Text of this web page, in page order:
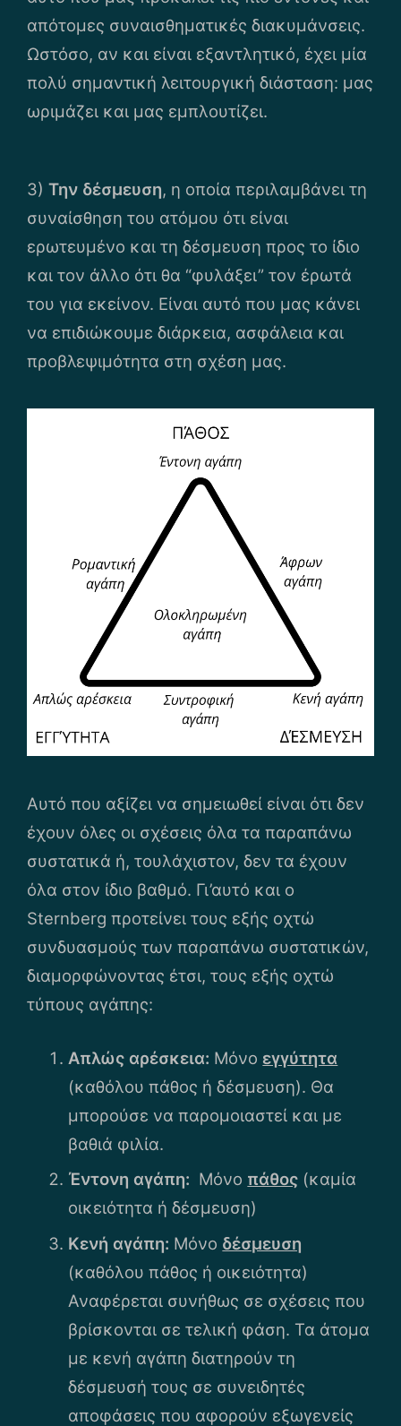
απότομες συναισθηματικές διακυμάνσεις.
Ωστόσο, αν και είναι εξαντλητικό, έχει μία
πολύ σημαντική λειτουργική διάσταση: μας
ωριμάζει και μας εμπλουτίζει.
3) Την δέσμευση, η οποία περιλαμβάνει τη
συναίσθηση του ατόμου ότι είναι
ερωτευμένο και τη δέσμευση προς το ίδιο
και τον άλλο ότι θα “φυλάξει” τον έρωτά
του για εκείνον. Είναι αυτό που μας κάνει
να επιδιώκουμε διάρκεια, ασφάλεια και
προβλεψιμότητα στη σχέση μας.
Αυτό που αξίζει να σημειωθεί είναι ότι δεν
έχουν όλες οι σχέσεις όλα τα παραπάνω
συστατικά ή, τουλάχιστον, δεν τα έχουν
όλα στον ίδιο βαθμό. Γι’αυτό και ο
Sternberg προτείνει τους εξής οχτώ
συνδυασμούς των παραπάνω συστατικών,
διαμορφώνοντας έτσι, τους εξής οχτώ
τύπους αγάπης:
Απλώς αρέσκεια: Μόνοεγγύτητα
(καθόλου πάθος ή δέσμευση). Θα
μπορούσε να παρομοιαστεί και με
βαθιά φιλία.
Έντονη αγάπη: Μόνο πάθος (καμία
οικειότητα ή δέσμευση)
Κενή αγάπη: Μόνο δέσμευση
(καθόλου πάθος ή οικειότητα)
Αναφέρεται συνήθως σε σχέσεις που
βρίσκονται σε τελική φάση. Τα άτομα
με κενή αγάπη διατηρούν τη
δέσμευσή τους σε συνειδητές
αποφάσεις που αφορούν εξωγενείς